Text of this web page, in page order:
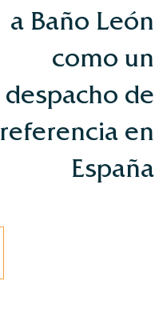
a Baño León
como un
despacho de
referencia en
España